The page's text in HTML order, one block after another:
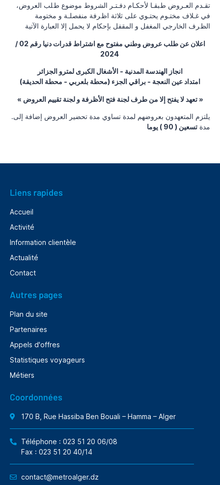
ﺗﻘـﺪم اﻟﻌـﺮوض طﺒﻘـﺎ ﻷﺣﻜـﺎم دﻓـﺘـﺮ اﻟﺸﺮوط ﻣﻮﺿﻮع طﻠﺐ اﻟﻌﺮوض،
ﻓﻲ ﻏـﻼف ﻣﺨﺘـﻮم ﯾﺤﺘـﻮي ﻋﻠﻰ ﺛﻼﺛﺔ اظﺮﻓﺔ ﻣﻨﻔﺼﻠـﺔ و ﻣﺨﺘﻮﻣﺔ
الظﺮف الخارﺟﻲ المغفل و المقفل ﺑﺈﺣﻜﺎم ﻻ ﯾﺤﻤﻞ إﻻ اﻟﻌﺒﺎرة اﻵﺗﯿﺔ
اعلان عن طلب عروض وطني مفتوح مع اشتراط قدرات دنيا رقم 02 /
2024
انجاز الهندسة المدنية - الأشغال الكبرى لمترو الجزائر
امتداد عين النعجة - براقي الجزء (محطة بلعربي - محطة الحديقة)
« تعهد لا يفتح إلا من طرف لجنة فتح الأظرفة و لجنة تقييم العروض »
.يلتزم المتعهدون بعروضهم لمدة تساوي مدة تحضير العروض إضافة إلى
مدة تسعين ( 90 ) يوما
Liens rapides
Accueil
Activité
Information clientèle
Actualité
Contact
Autres pages
Plan du site
Partenaires
Appels d'offres
Statistiques voyageurs
Métiers
Coordonnées
170 B, Rue Hassiba Ben Bouali – Hamma – Alger
Téléphone : 023 51 20 06/08
Fax : 023 51 20 40/14
contact@metroalger.dz